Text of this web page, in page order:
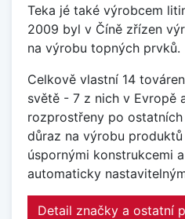
Teka jé také výrobcem
2009 byl v Číně zřízen
na výrobu topných prvků.
Celkově vlastní 14
světě - 7 z nich v Evropě
rozprostřeny po
důraz na výrobu
úspornými konstrukcemi
automaticky
Detail značky a ostatní